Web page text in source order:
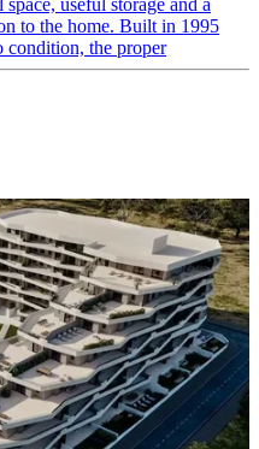
useful storage and a
to the home. Built in 1995
condition, the proper